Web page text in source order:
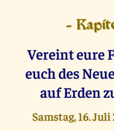
-
Vereint eure
euch des
auf Erden
Samstag, 16.